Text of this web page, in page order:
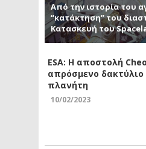
Από την ιστορία του
“κατάκτηση” του
Κατασκευή του
ESA: Η αποστολή
απρόσμενο
πλανήτη
10/02/2023